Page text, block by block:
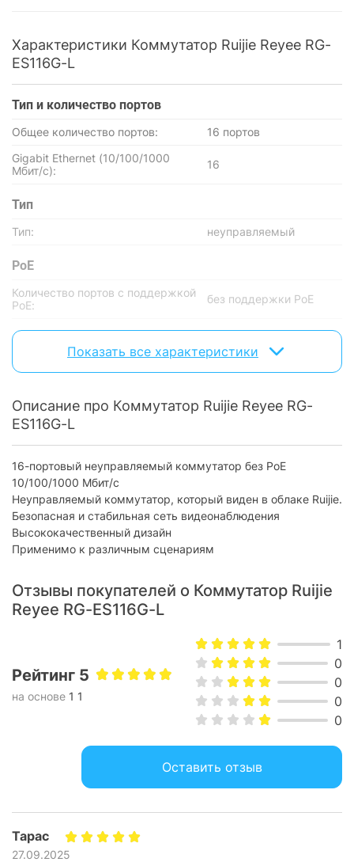
Характеристики Коммутатор Ruijie Reyee RG-
ES116G-L
Тип и количество портов
Общее количество портов:
16 портов
Gigabit Ethernet (10/100/1000
Мбит/с):
16
Тип
Тип: неуправляемый
PoE
Количество портов с поддержкой
PoE:
без поддержки PoE
PoE In / PoE Out:
нет / нет
Поддержка PoE / PoE+ / PoE++ :
нет / нет / нет
Возможность монтажа в стойку:
есть
Максимальное
Тип охлаждения:
Форм-фактор:
стоечный
Максимальная скорость LAN
портів:
Физические характеристики
Материал корпуса:
280 x 125 х 43.6 мм
1780 г
Комплектация
коммутатор,
Характеристики и комплектация товара могут изменяться
производителем без уведомления.
Показать все характеристики
Описание про Коммутатор Ruijie Reyee RG-
ES116G-L
16-портовый неуправляемый коммутатор без PoE
10/100/1000 Мбит/с
Неуправляемый коммутатор, который виден в облаке Ruijie.
Безопасная и стабильная сеть видеонаблюдения
Высококачественный дизайн
Применимо к различным сценариям
Отзывы покупателей о Коммутатор Ruijie
Reyee RG-ES116G-L
Рейтинг 5
на основе 1 1
1
0
0
0
0
Оставить отзыв
Тарас
27.09.2025